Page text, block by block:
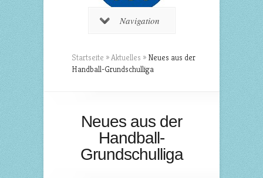
Navigation
Startseite »Aktuelles » Neues aus der
Handball-Grundschulliga
Neues aus der
Handball-
Grundschulliga